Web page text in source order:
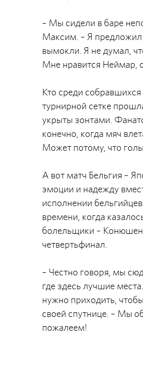
– Мы сидели в баре
Максим. – Я
вымокли. Я не думал,
Мне нравится Неймар,
Кто среди
турнирной сетке
укрыты зонтами.
конечно, когда мяч
Может потому, что
А вот матч Бельгия –
эмоции и надежду
исполнении
времени, когда
болельщики –
четвертьфинал.
– Честно говоря, мы
где здесь лучшие
нужно приходить,
своей спутнице. – Мы
пожалеем!